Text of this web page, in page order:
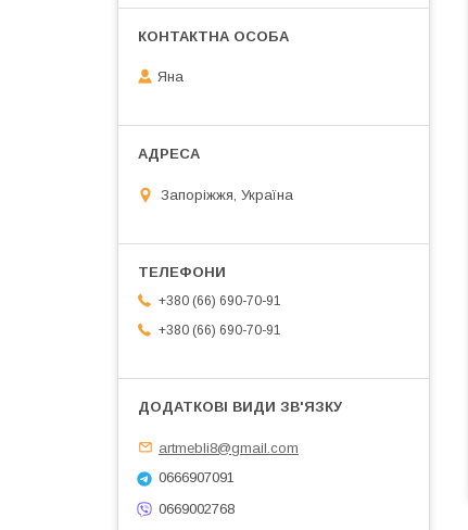
Яна
Запоріжжя, Україна
+380 (66) 690-70-91
+380 (66) 690-70-91
artmebli8@gmail.com
0666907091
0669002768